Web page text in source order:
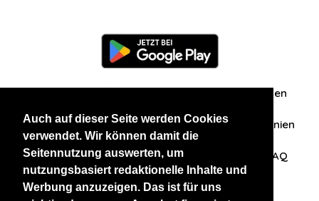
Auch auf dieser Seite werden Cookies
verwendet. Wir können damit die
Seitennutzung auswerten, um
nutzungsbasiert redaktionelle Inhalte und
Werbung anzuzeigen. Das ist für uns
Zuschriften/Erfahrungen
Datenschutzerklärung AGB Datenschutzrichtlinien
Nehmen Sie Kontakt mit uns auf FAQ
Unsere anderen Websites